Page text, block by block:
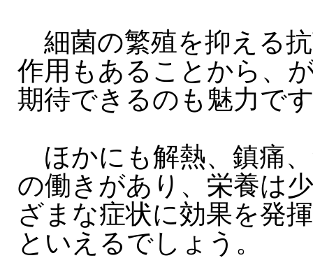
細菌の繁殖を抑える
作用もあることから、
期待できるのも魅力で
ほかにも解熱、鎮痛
の働きがあり、栄養は
ざまな症状に効果を発
といえるでしょう。